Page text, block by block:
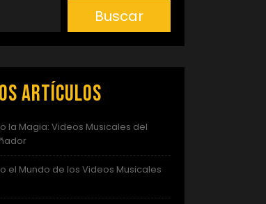
Buscar
artículos
la Magia: Videos Musicales del
el Mundo de los Videos Musicales